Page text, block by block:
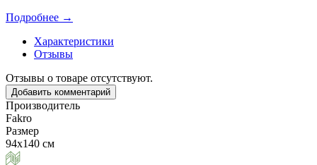
Подробнее →
Характеристики
Отзывы
Отзывы о товаре отсутствуют.
Добавить комментарий
Производитель
Fakro
Размер
94х140 см